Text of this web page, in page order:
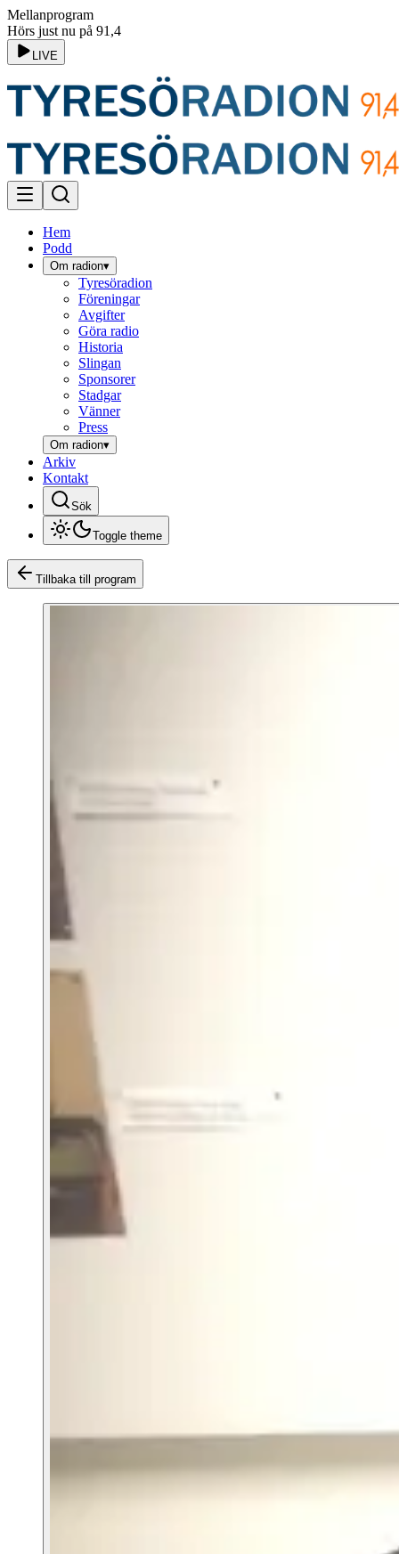
Mellanprogram
Hörs just nu på 91,4
LIVE
Hem
Podd
Om radion▾
Tyresöradion
Föreningar
Avgifter
Göra radio
Historia
Slingan
Sponsorer
Stadgar
Vänner
Press
Om radion▾
Arkiv
Kontakt
Sök
Toggle theme
Tillbaka till program